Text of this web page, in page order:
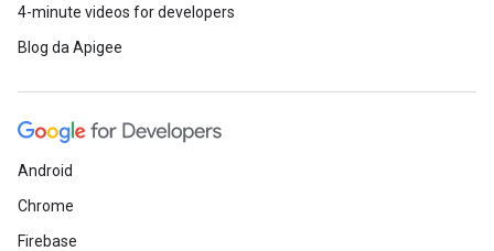
4-minute videos for developers
Blog da Apigee
Android
Chrome
Firebase